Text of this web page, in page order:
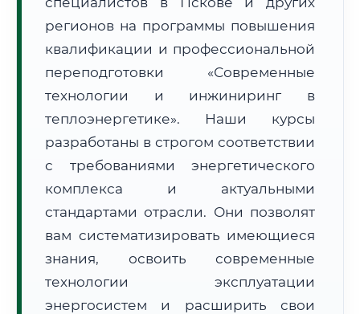
Расчет логистики оригиналов:
• Маршрут транзита: ~3 279 км
• Экспресс-доставка СДЭК / Почтой:
📜 Документы и аккредитация
регионов на программы повышения
квалификации и профессиональной
переподготовки «Современные
технологии и инжиниринг в
теплоэнергетике». Наши курсы
разработаны в строгом соответствии
с требованиями энергетического
комплекса и актуальными
стандартами отрасли. Они позволят
вам систематизировать имеющиеся
знания, освоить современные
технологии эксплуатации
энергосистем и расширить свои